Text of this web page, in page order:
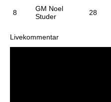
8
GM Noel
Studer
28
Livekommentar